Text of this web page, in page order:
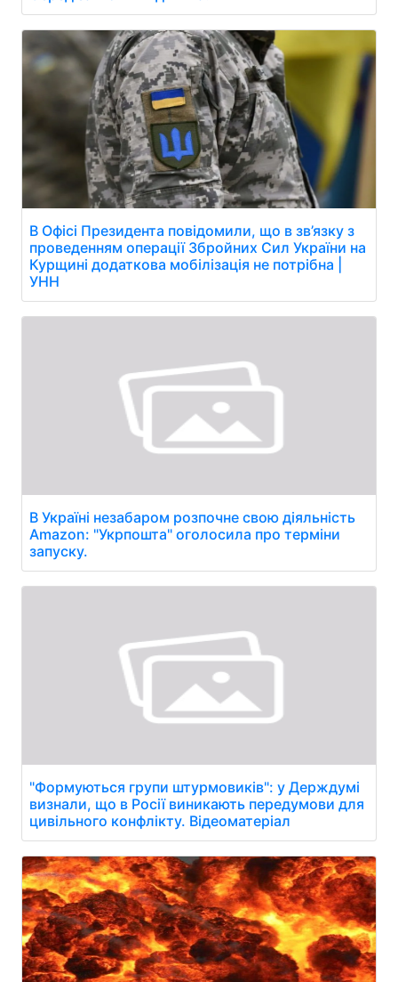
В Офісі Президента повідомили, що в зв’язку з
проведенням операції Збройних Сил України на
Курщині додаткова мобілізація не потрібна |
УНН
В Україні незабаром розпочне свою діяльність
Amazon: "Укрпошта" оголосила про терміни
запуску.
"Формуються групи штурмовиків": у Держдумі
визнали, що в Росії виникають передумови для
цивільного конфлікту. Відеоматеріал